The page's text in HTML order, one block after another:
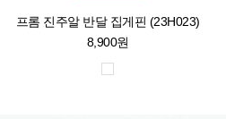
프롬 진주알 반달 집게핀 (23H023)
8,900원